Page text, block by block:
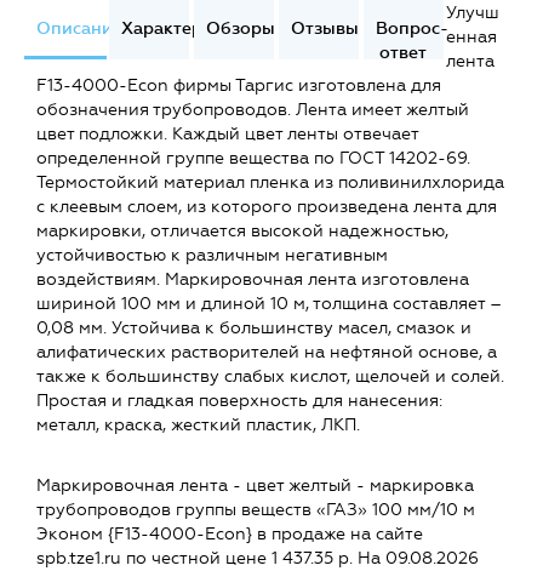
ОписаниеХарактеристики
Обзоры Отзывы
Вопрос-
ответ
Улучш
енная
лента
F13-4000-Econ фирмы Таргис изготовлена для
обозначения трубопроводов. Лента имеет желтый
цвет подложки. Каждый цвет ленты отвечает
определенной группе вещества по ГОСТ 14202-69.
Термостойкий материал пленка из поливинилхлорида
с клеевым слоем, из которого произведена лента для
маркировки, отличается высокой надежностью,
устойчивостью к различным негативным
воздействиям. Маркировочная лента изготовлена
шириной 100 мм и длиной 10 м, толщина составляет –
0,08 мм. Устойчива к большинству масел, смазок и
алифатических растворителей на нефтяной основе, а
также к большинству слабых кислот, щелочей и солей.
Простая и гладкая поверхность для нанесения:
металл, краска, жесткий пластик, ЛКП.
Маркировочная лента - цвет желтый - маркировка
трубопроводов группы веществ «ГАЗ» 100 мм/10 м
Эконом {F13-4000-Econ} в продаже на сайте
spb.tze1.ru по честной цене 1 437.35 р. На 09.08.2026